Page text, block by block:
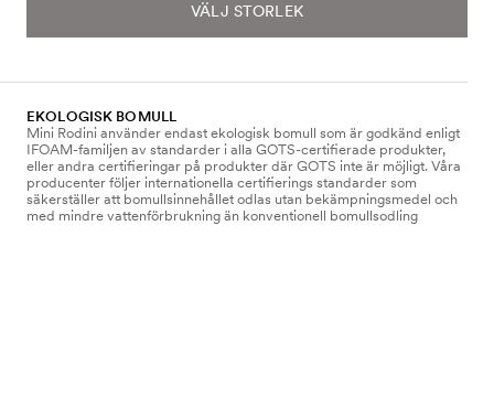
VÄLJ STORLEK
EKOLOGISK BOMULL
Mini Rodini använder endast ekologisk bomull som är godkänd enligt
IFOAM-familjen av standarder i alla GOTS-certifierade produkter,
eller andra certifieringar på produkter där GOTS inte är möjligt. Våra
producenter följer internationella certifierings standarder som
säkerställer att bomullsinnehållet odlas utan bekämpningsmedel och
med mindre vattenförbrukning än konventionell bomullsodling